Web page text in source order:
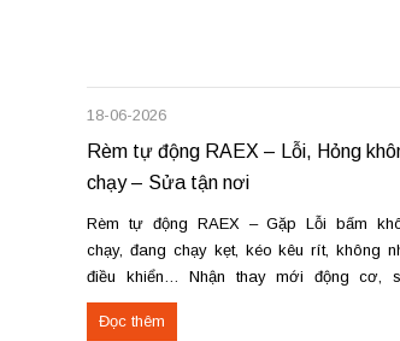
18-06-2026
Rèm tự động RAEX – Lỗi, Hỏng
chạy – Sửa tận nơi
Rèm tự động RAEX – Gặp Lỗi bấm
chạy, đang chạy kẹt, kéo kêu rít, không
điều khiển… Nhận thay mới động cơ,
chữa rèm tự động raex và các loại động
rèm trên thị trường. Dịch vụ có tại: Phú Thọ
Đọc thêm